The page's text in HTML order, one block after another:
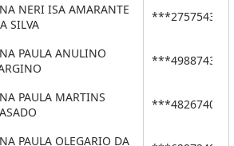
NERI ISA AMARANTE
SILVA
***27575435**
PAULA ANULINO
***49887437**
PAULA MARTINS
***48267405**
PAULA OLEGARIO DA